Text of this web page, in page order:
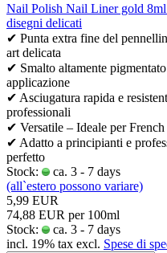
Nail Polish Nail Liner gold
disegni delicati
✔ Punta extra fine del
art delicata
✔ Smalto altamente
applicazione
✔ Asciugatura rapida e
professionali
✔ Versatile – Ideale per
✔ Adatto a principianti e
perfetto
Stock:
ca. 3 - 7 days
(all`estero possono variare)
5,99 EUR
74,88 EUR per 100ml
Stock:
ca. 3 - 7 days
incl. 19% tax excl. Spese di